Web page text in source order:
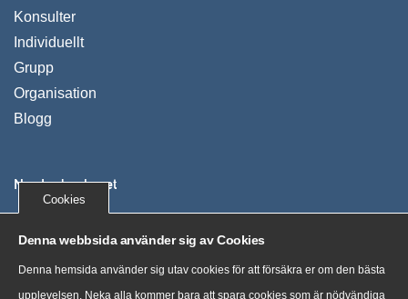
Konsulter
Individuellt
Grupp
Organisation
Blogg
Nya Ledarskapet
kunder växer, uppnår mer och mår bra genom tydliga
processer och nya sätt att tänka.
Cookies
Denna webbsida använder sig av Cookies
Denna hemsida använder sig utav cookies för att försäkra er om den bästa
upplevelsen. Neka alla kommer bara att spara cookies som är nödvändiga